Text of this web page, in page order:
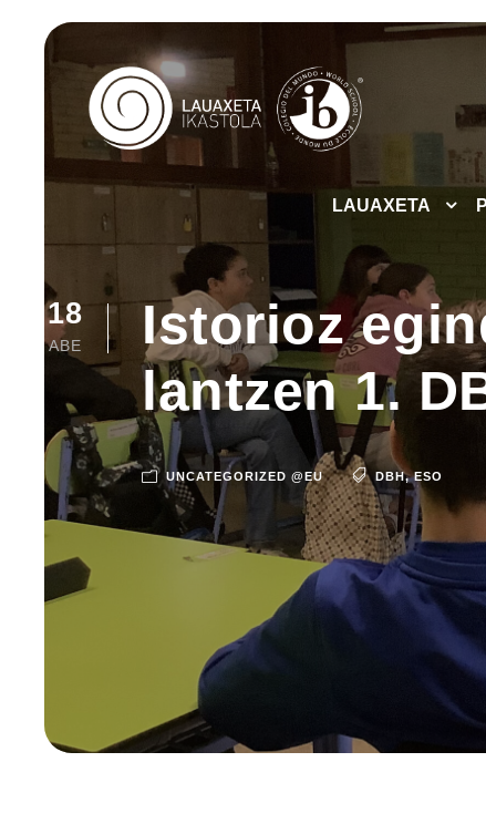
LAUAXETA
18
ABE
Istorioz
lantzen 1.
UNCATEGORIZED @EU DBH, ESO